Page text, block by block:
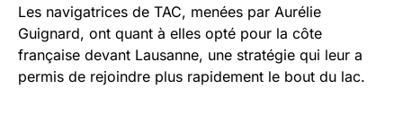
Les navigatrices de TAC, menées par Aurélie
Guignard, ont quant à elles opté pour la côte
française devant Lausanne, une stratégie qui leur a
permis de rejoindre plus rapidement le bout du lac.